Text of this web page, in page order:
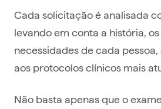
Cada solicitação é analisada
levando em conta a história,
necessidades de cada
aos protocolos clínicos mais
Não basta apenas que o